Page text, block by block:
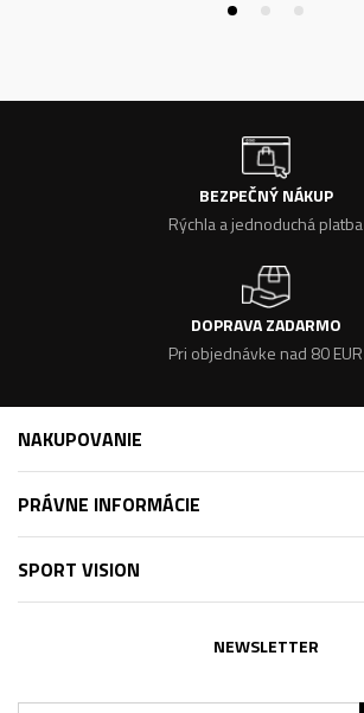
BEZPEČNÝ NÁKUP
Rýchla a jednoduchá platba
DOPRAVA ZADARMO
Pri objednávke nad 80 EUR
NAKUPOVANIE
PRÁVNE INFORMÁCIE
SPORT VISION
NEWSLETTER